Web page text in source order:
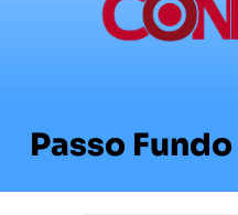
Passo Fundo